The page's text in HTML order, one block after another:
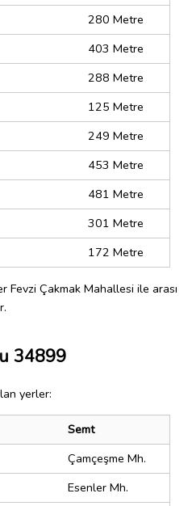
280 Metre
403 Metre
288 Metre
125 Metre
249 Metre
453 Metre
481 Metre
301 Metre
172 Metre
Fevzi Çakmak Mahallesi ile arası
34899
yerler:
Semt
Çamçeşme Mh.
Esenler Mh.